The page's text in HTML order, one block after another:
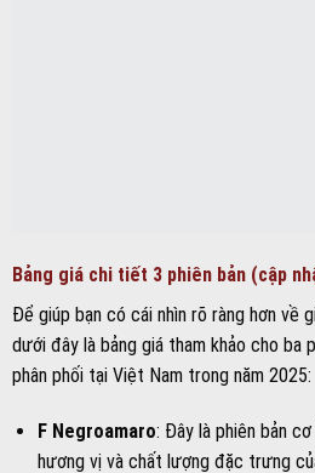
giống nho chọn lọc và thời gian ủ
hợp hơn. Giá bán trung bình khoảng
F Gold Limited Edition: Phiên bản
độc quyền. Sản xuất với số lượng
Mức giá này có thể thay đổi tùy thuộc